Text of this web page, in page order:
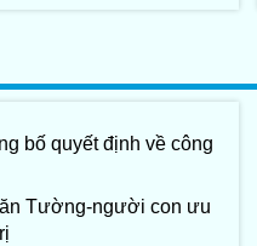
bố quyết định về công
Tường-người con ưu